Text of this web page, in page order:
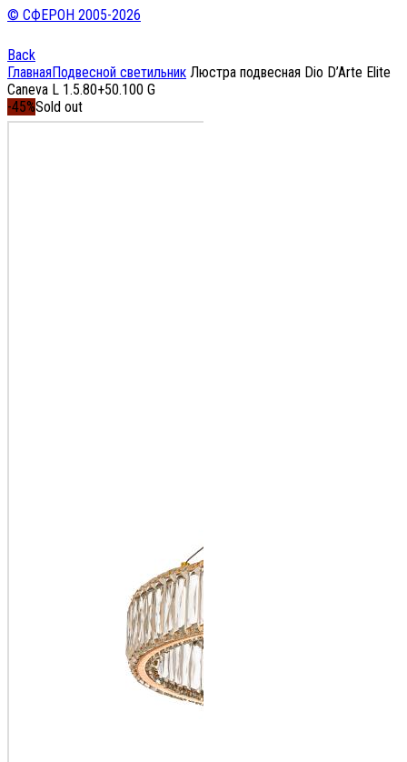
© СФЕРОН 2005-2026
Back
ГлавнаяПодвесной светильник Люстра подвесная Dio D’Arte Elite
Caneva L 1.5.80+50.100 G
-45%Sold out